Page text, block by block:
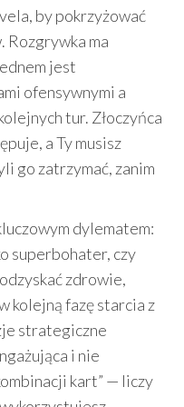
by pokrzyżować
Rozgrywka ma
jest
ofensywnymi a
tur. Złoczyńca
a Ty musisz
go zatrzymać, zanim
dylematem:
superbohater, czy
zdrowie,
kolejną fazę starcia z
strategiczne
i nie
kart” — liczy